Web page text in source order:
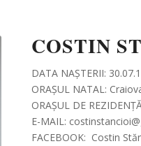
COSTIN
DATA NAȘTERII:
ORAȘUL NATAL:
ORAȘUL DE
E-MAIL:
FACEBOOK: Costin